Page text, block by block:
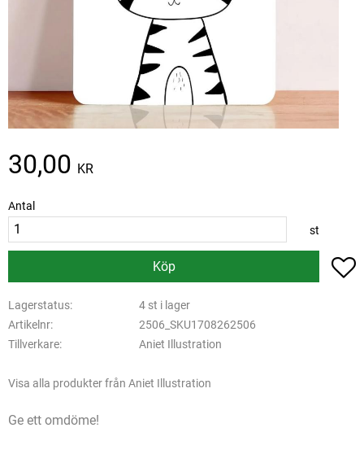
30,00 KR
Antal
st
Köp
Lagerstatus
4 st i lager
Artikelnr
2506_SKU1708262506
Tillverkare
Aniet Illustration
Visa alla produkter från Aniet Illustration
Ge ett omdöme!